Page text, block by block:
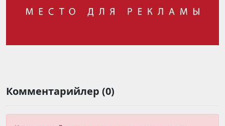
Комментарийлер (0)